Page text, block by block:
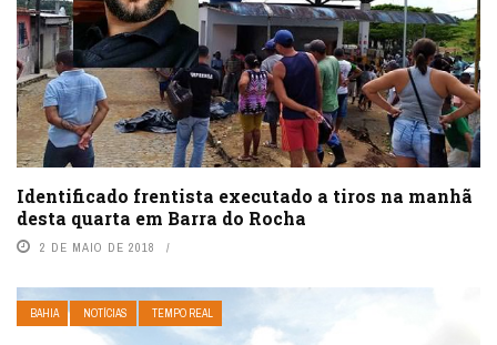
Identificado frentista executado a tiros na manhã
desta quarta em Barra do Rocha
2 DE MAIO DE 2018
BAHIA NOTÍCIAS TEMPO REAL